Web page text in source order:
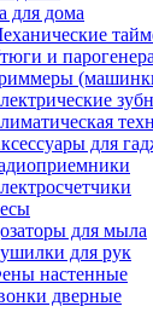
для дома
и
для
для мыла
для рук
настенные
дверные